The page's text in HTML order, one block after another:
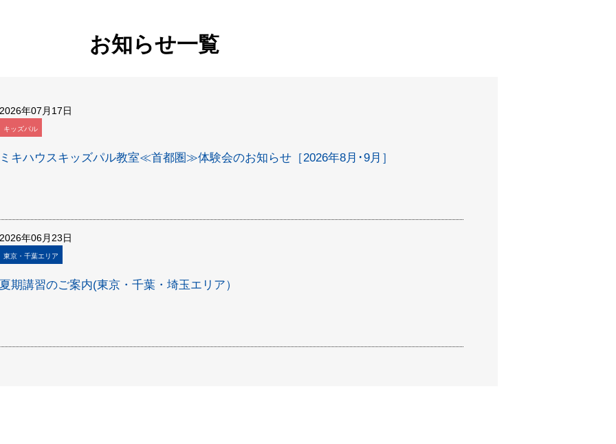
お知らせ一覧
2026年07月17日
キッズパル
ミキハウスキッズパル教室≪首都圏≫体験会のお知らせ［2026年8月･9月］
2026年06月23日
東京・千葉エリア
夏期講習のご案内(東京・千葉・埼玉エリア）